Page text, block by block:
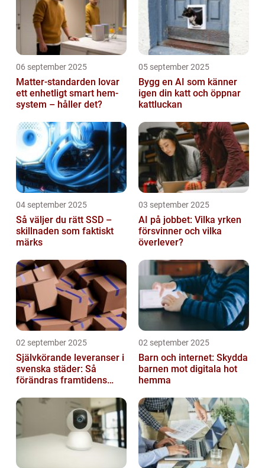
06 september 2025
Matter-standarden lovar
ett enhetligt smart hem-
system – håller det?
05 september 2025
Bygg en AI som känner
igen din katt och öppnar
kattluckan
04 september 2025
Så väljer du rätt SSD –
skillnaden som faktiskt
märks
03 september 2025
AI på jobbet: Vilka yrken
försvinner och vilka
överlever?
02 september 2025
Självkörande leveranser i
svenska städer: Så
förändras framtidens
02 september 2025
Barn och internet: Skydda
barnen mot digitala hot
hemma